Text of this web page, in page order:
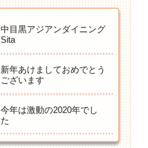
中目黒アジアンダイニング
Sita
新年あけましておめでとう
ございます
今年は激動の2020年でし
た